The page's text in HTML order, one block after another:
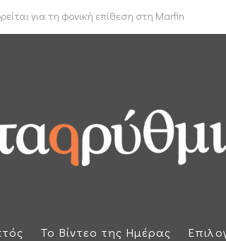
για τη φονική επίθεση στη Marfin
θέλουν να διασχίσουν τα Στενά του Ορμούζ
Το Βίντεο της Ημέρας